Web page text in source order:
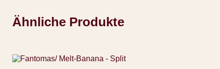
Ähnliche Produkte